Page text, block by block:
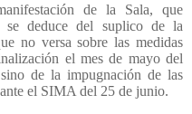
de la Sala, que
se deduce del suplico de la
no versa sobre las medidas
el mes de mayo del
de la impugnación de las
el SIMA del 25 de junio.